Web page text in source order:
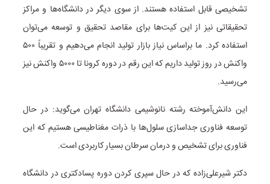
تشخیصی قابل استفاده هستند. از سوی دیگر در دانشگاه‌ها و مراکز
تحقیقاتی نیز از این کیت‌ها برای مقاصد تحقیق و توسعه می‌توان
استفاده کرد. ما براساس نیاز بازار تولید انجام می‌دهیم و تقریباً ۵۰۰
واکنش در روز تولید داریم که این رقم در دوره کرونا تا ۵۰۰۰ واکنش نیز
می‌رسید.
این دانش‌آموخته رشته نانوشیمی دانشگاه تهران می‌گوید: در حال
توسعه فناوری جداسازی سلول‌ها با ذرات مغناطیسی هستیم که این
فناوری برای تشخیص و درمان سرطان بسیار کاربردی است.
دکتر شیرعلی‌زاده که در حال سپری کردن دوره پسادکتری در دانشگاه